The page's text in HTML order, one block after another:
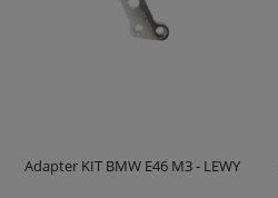
Adapter KIT BMW E46 M3 - LEWY